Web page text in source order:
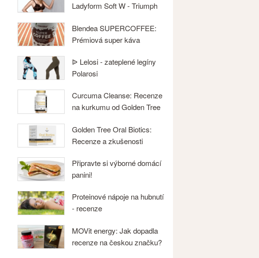
Ladyform Soft W - Triumph
Blendea SUPERCOFFEE:
Prémiová super káva
ᐉ Lelosi - zateplené legíny
Polarosi
Curcuma Cleanse: Recenze
na kurkumu od Golden Tree
Golden Tree Oral Biotics:
Recenze a zkušenosti
Připravte si výborné domácí
panini!
Proteinové nápoje na hubnutí
- recenze
MOVit energy: Jak dopadla
recenze na českou značku?